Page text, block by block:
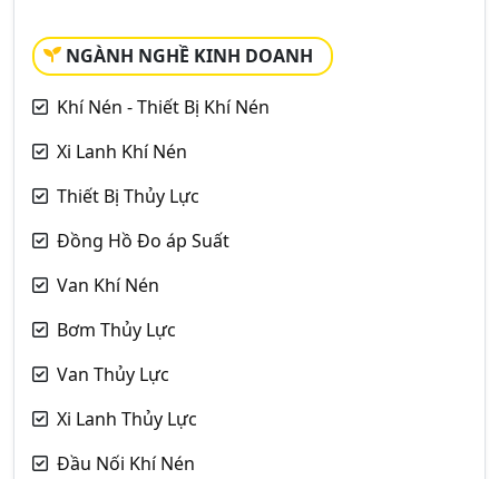
NGÀNH NGHỀ KINH DOANH
Khí Nén - Thiết Bị Khí Nén
Xi Lanh Khí Nén
Thiết Bị Thủy Lực
Đồng Hồ Đo áp Suất
Van Khí Nén
Bơm Thủy Lực
Van Thủy Lực
Xi Lanh Thủy Lực
Đầu Nối Khí Nén